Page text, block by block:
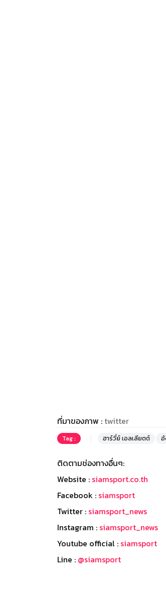
ที่มาของภาพ : twitter
Tag : ฮาร์วี่ย์ เอลเลียตต์
ติดตามช่องทางอื่นๆ:
Website : siamsport.co.th
Facebook : siamsport
Twitter : siamsport_news
Instagram : siamsport_news
Youtube official : siamsport
Line : @siamsport